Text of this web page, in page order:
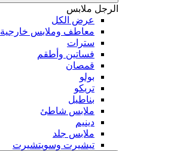
الرجل ملابس
عرض الكل
معاطف وملابس خارجية
سترات
فساتين وأطقم
قمصان
بولو
تريكو
بناطيل
ملابس شاطئ
دينيم
ملابس جلد
تيشيرت وسويتشيرت